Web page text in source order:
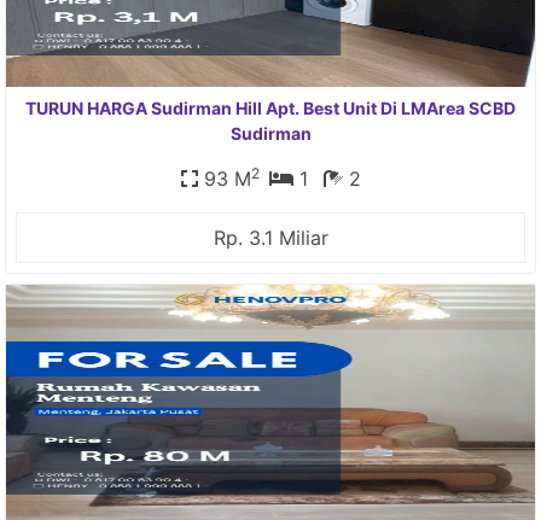
TURUN HARGA Sudirman Hill Apt. Best Unit Di LMArea SCBD
Sudirman
93 M2 1 2
Rp. 3.1 Miliar